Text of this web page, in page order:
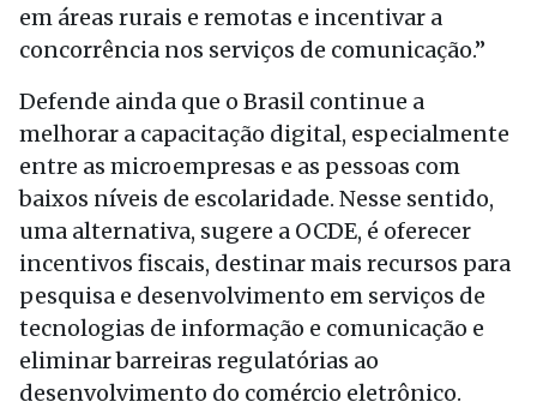
em áreas rurais e remotas e incentivar a
concorrência nos serviços de comunicação.”
Defende ainda que o Brasil continue a
melhorar a capacitação digital, especialmente
entre as microempresas e as pessoas com
baixos níveis de escolaridade. Nesse sentido,
uma alternativa, sugere a OCDE, é oferecer
incentivos fiscais, destinar mais recursos para
pesquisa e desenvolvimento em serviços de
tecnologias de informação e comunicação e
eliminar barreiras regulatórias ao
desenvolvimento do comércio eletrônico.